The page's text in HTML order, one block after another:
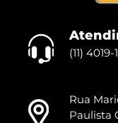
(11)
Rua
Paulista